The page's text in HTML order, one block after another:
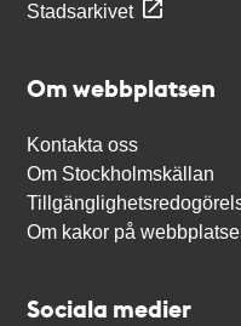
Stadsarkivet
Om webbplatsen
Kontakta oss
Om Stockholmskällan
Om kakor på
Sociala medier